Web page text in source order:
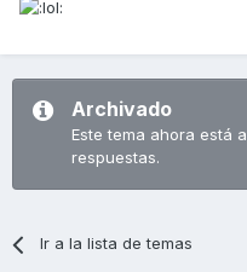
Archivado
Este tema ahora está
respuestas.
Ir a la lista de temas